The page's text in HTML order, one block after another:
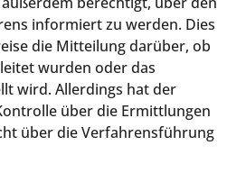
informiert zu werden. Dies
die Mitteilung darüber, ob
wurden oder das
wird. Allerdings hat der
über die Ermittlungen
über die Verfahrensführung